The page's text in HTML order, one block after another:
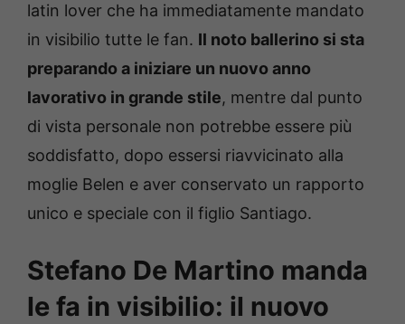
latin lover che ha immediatamente mandato
in visibilio tutte le fan. Il noto ballerino si sta
preparando a iniziare un nuovo anno
lavorativo in grande stile, mentre dal punto
di vista personale non potrebbe essere più
soddisfatto, dopo essersi riavvicinato alla
moglie Belen e aver conservato un rapporto
unico e speciale con il figlio Santiago.
Stefano De Martino manda
le fa in visibilio: il nuovo